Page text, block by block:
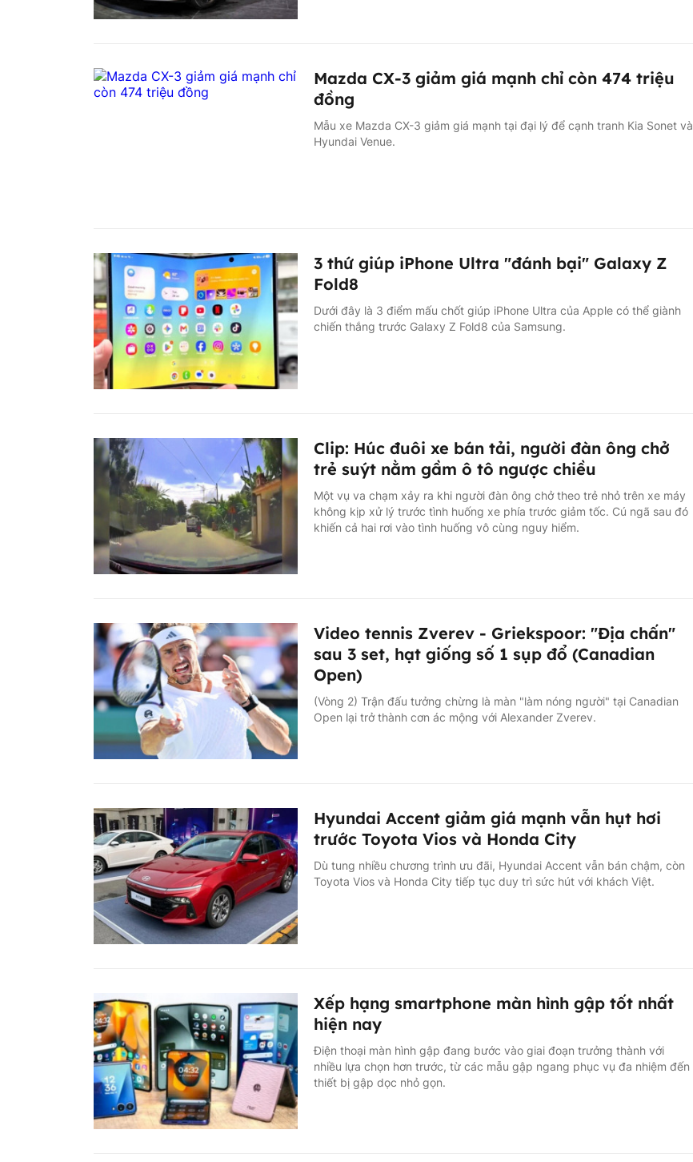
Mazda CX-3 giảm giá mạnh chỉ còn 474 triệu
đồng
Mẫu xe Mazda CX-3 giảm giá mạnh tại đại lý để cạnh tranh Kia Sonet và
Hyundai Venue.
3 thứ giúp iPhone Ultra "đánh bại" Galaxy Z
Fold8
Dưới đây là 3 điểm mấu chốt giúp iPhone Ultra của Apple có thể giành
chiến thắng trước Galaxy Z Fold8 của Samsung.
Clip: Húc đuôi xe bán tải, người đàn ông chở
trẻ suýt nằm gầm ô tô ngược chiều
Một vụ va chạm xảy ra khi người đàn ông chở theo trẻ nhỏ trên xe máy
không kịp xử lý trước tình huống xe phía trước giảm tốc. Cú ngã sau đó
khiến cả hai rơi vào tình huống vô cùng nguy hiểm.
Video tennis Zverev - Griekspoor: "Địa chấn"
sau 3 set, hạt giống số 1 sụp đổ (Canadian
Open)
(Vòng 2) Trận đấu tưởng chừng là màn "làm nóng người" tại Canadian
Open lại trở thành cơn ác mộng với Alexander Zverev.
Hyundai Accent giảm giá mạnh vẫn hụt hơi
trước Toyota Vios và Honda City
Dù tung nhiều chương trình ưu đãi, Hyundai Accent vẫn bán chậm, còn
Toyota Vios và Honda City tiếp tục duy trì sức hút với khách Việt.
Xếp hạng smartphone màn hình gập tốt nhất
hiện nay
Điện thoại màn hình gập đang bước vào giai đoạn trưởng thành với
nhiều lựa chọn hơn trước, từ các mẫu gập ngang phục vụ đa nhiệm đến
thiết bị gập dọc nhỏ gọn.